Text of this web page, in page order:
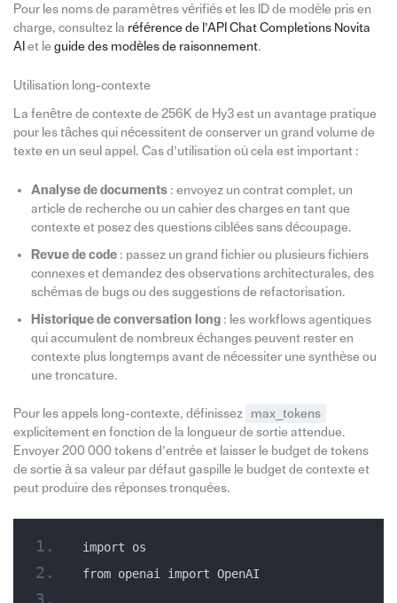
Pour les noms de paramètres vérifiés et les ID de modèle pris en
charge, consultez la référence de l’API Chat Completions Novita
AI et le guide des modèles de raisonnement.
Utilisation long-contexte
La fenêtre de contexte de 256K de Hy3 est un avantage pratique
pour les tâches qui nécessitent de conserver un grand volume de
texte en un seul appel. Cas d’utilisation où cela est important :
Analyse de documents: envoyez un contrat complet, un
article de recherche ou un cahier des charges en tant que
contexte et posez des questions ciblées sans découpage.
Revue de code: passez un grand fichier ou plusieurs fichiers
connexes et demandez des observations architecturales, des
schémas de bugs ou des suggestions de refactorisation.
Historique de conversation long: les workflows agentiques
qui accumulent de nombreux échanges peuvent rester en
contexte plus longtemps avant de nécessiter une synthèse ou
une troncature.
Pour les appels long-contexte, définissez
max_tokens
explicitement en fonction de la longueur de sortie attendue.
Envoyer 200 000 tokens d’entrée et laisser le budget de tokens
de sortie à sa valeur par défaut gaspille le budget de contexte et
peut produire des réponses tronquées.
import os
from openai import OpenAI